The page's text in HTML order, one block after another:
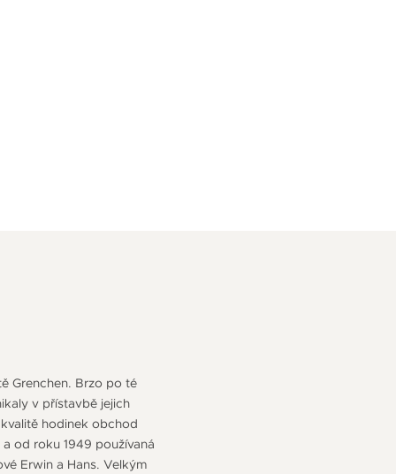
Grenchen. Brzo po té
v přístavbě jejich
hodinek obchod
od roku 1949 používaná
Erwin a Hans. Velkým